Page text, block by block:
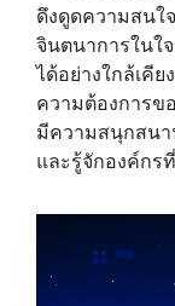
ดึงดูดความสนใ
จินตนาการในใ
ได้อย่างใกล้เคี
ความต้องการข
มีความสนุกสนา
และรู้จักองค์กร